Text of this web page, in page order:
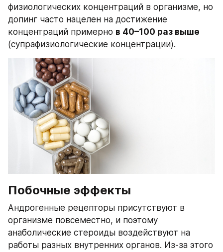
физиологических концентраций в организме, но
допинг часто нацелен на достижение
концентраций примерно в 40–100 раз выше
(супрафизиологические концентрации).
Побочные эффекты
Андрогенные рецепторы присутствуют в
организме повсеместно, и поэтому
анаболические стероиды воздействуют на
работы разных внутренних органов. Из-за этого